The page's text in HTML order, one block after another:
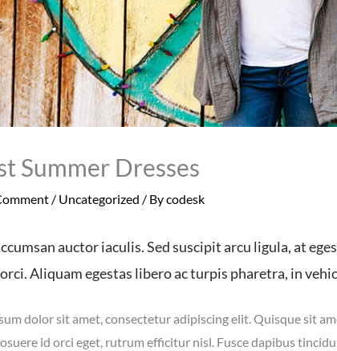
Summer Dresses
/ Uncategorized / Bycodesk
auctor iaculis. Sed suscipit arcu ligula, at
Aliquam egestas libero ac turpis pharetra, in
dolor sit amet, consectetur adipiscing elit. Quisque sit
id orci eget, rutrum efficitur nisl. Fusce dapibus